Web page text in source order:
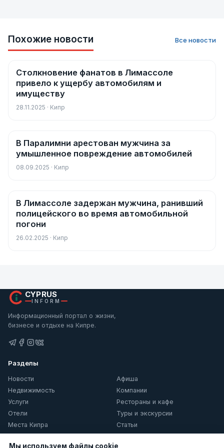
Похожие новости Все новости
Новости
Столкновение фанатов в Лимассоле
привело к ущербу автомобилям и
имуществу
28.11.2025 · Кипр
Новости
В Паралимни арестован мужчина за
умышленное повреждение автомобилей
08.09.2025 · Кипр
Новости
В Лимассоле задержан мужчина, ранивший
полицейского во время автомобильной
погони
26.02.2025 · Кипр
CYPRUS
INFORM
Информационный портал о жизни,
бизнесе и отдыхе на Кипре.
Разделы
Новости
Афиша
Недвижимость
Компании
Услуги
Рестораны и кафе
Отели
Туры и экскурсии
Места Кипра
Статьи
Мы используем файлы cookie